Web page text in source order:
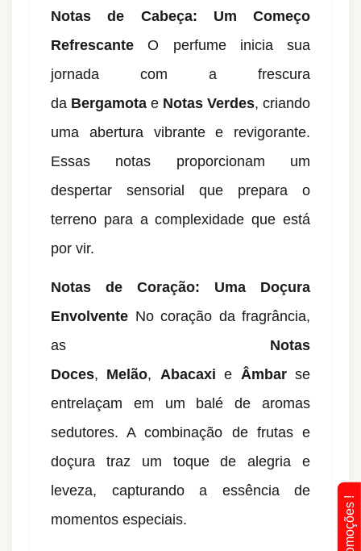
Notas de Cabeça: Um Começo
Refrescante O perfume inicia sua
jornada com a frescura
da Bergamota e Notas Verdes, criando
uma abertura vibrante e revigorante.
Essas notas proporcionam um
despertar sensorial que prepara o
terreno para a complexidade que está
por vir.
Notas de Coração: Uma Doçura
Envolvente No coração da fragrância,
as Notas
Doces, Melão, Abacaxi e Âmbarse
entrelaçam em um balé de aromas
sedutores. A combinação de frutas e
doçura traz um toque de alegria e
leveza, capturando a essência de
momentos especiais.